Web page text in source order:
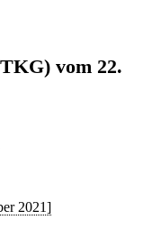
vom 22.
2021]